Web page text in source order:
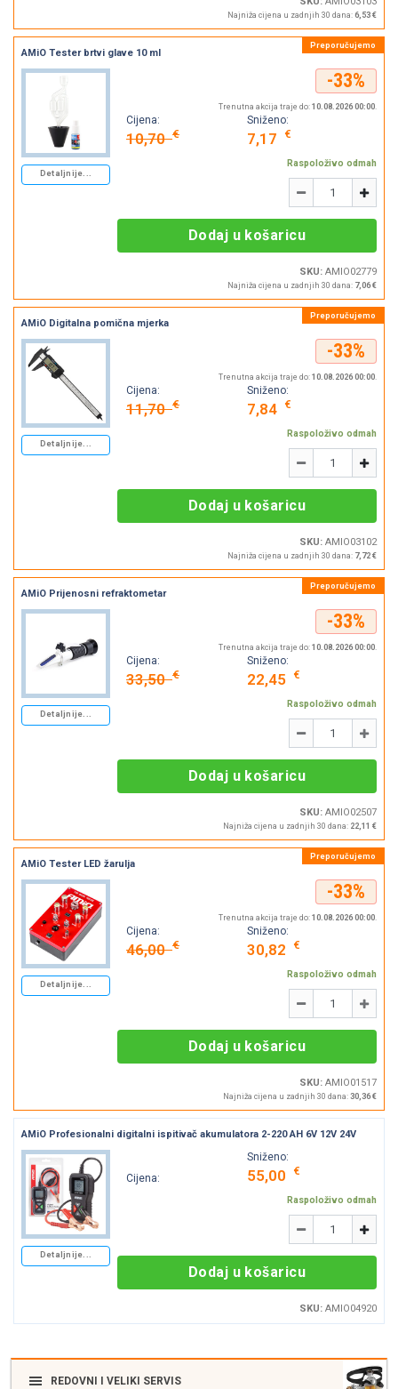
Najniža cijena u zadnjih 30 dana: 6,53 €
Detaljnije...
AMiO Tester brtvi glave 10 ml
-33%
Trenutna akcija traje do: 10.08.2026 00:00.
Cijena:
10,70€
Sniženo:
7,17 €
Raspoloživo odmah
- +
Dodaj u košaricu
SKU: AMIO02779
Najniža cijena u zadnjih 30 dana: 7,06 €
Detaljnije...
AMiO Digitalna pomična mjerka
-33%
Trenutna akcija traje do: 10.08.2026 00:00.
Cijena:
11,70€
Sniženo:
7,84 €
Raspoloživo odmah
- +
Dodaj u košaricu
SKU: AMIO03102
Najniža cijena u zadnjih 30 dana: 7,72 €
Detaljnije...
AMiO Prijenosni refraktometar
-33%
Trenutna akcija traje do: 10.08.2026 00:00.
Cijena:
33,50€
Sniženo:
22,45 €
Raspoloživo odmah
- +
Dodaj u košaricu
SKU: AMIO02507
Najniža cijena u zadnjih 30 dana: 22,11 €
Detaljnije...
AMiO Tester LED žarulja
-33%
Trenutna akcija traje do: 10.08.2026 00:00.
Cijena:
46,00€
Sniženo:
30,82 €
Raspoloživo odmah
- +
Dodaj u košaricu
SKU: AMIO01517
Najniža cijena u zadnjih 30 dana: 30,36 €
Detaljnije...
AMiO Profesionalni digitalni ispitivač akumulatora 2-220 AH 6V 12V 24V
Cijena:
Sniženo:
55,00 €
Raspoloživo odmah
- +
Dodaj u košaricu
SKU: AMIO04920
REDOVNI I VELIKI SERVIS